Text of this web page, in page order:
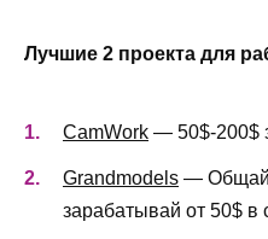
Лучшие 2 проекта для
CamWork — 50$-200$
Grandmodels —
зарабатывай от 50$ в